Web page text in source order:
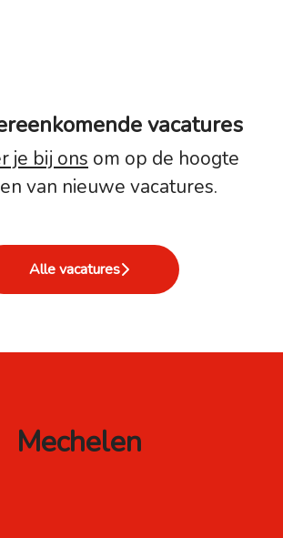
vacatures
je bij ons om op de hoogte
van nieuwe vacatures.
Alle vacatures
Mechelen